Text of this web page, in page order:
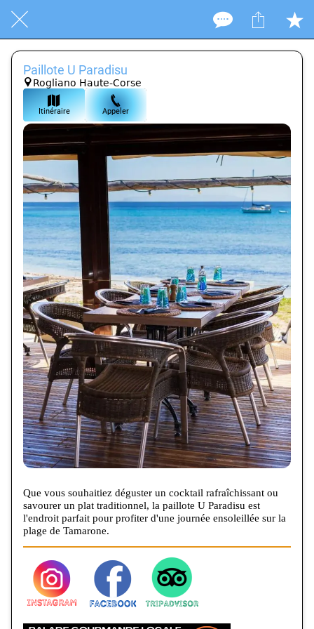
Paillote U Paradisu
Rogliano Haute-Corse
Itinéraire Appeler
Que vous souhaitiez déguster un cocktail rafraîchissant ou
savourer un plat traditionnel, la paillote U Paradisu est
l'endroit parfait pour profiter d'une journée ensoleillée sur la
plage de Tamarone.